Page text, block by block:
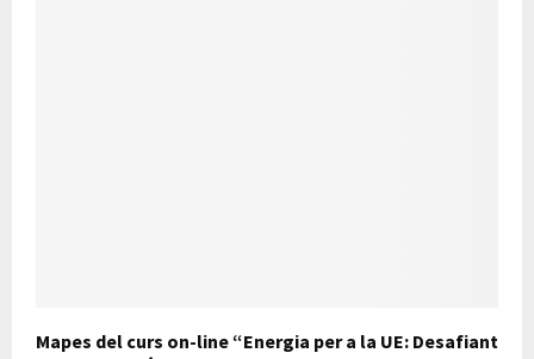
Mapes del curs on-line “Energia per a la UE: Desafiant